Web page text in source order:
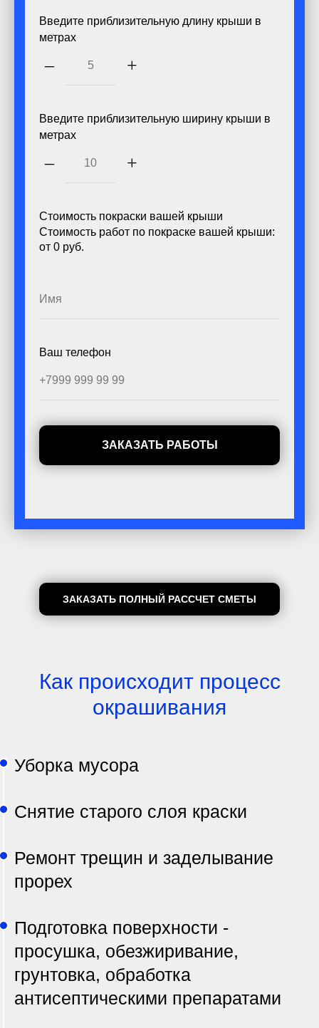
Введите приблизительную длину крыши в
метрах
– +
Введите приблизительную ширину крыши в
метрах
– +
Cтоимость покраски вашей крыши
Cтоимость работ по покраске вашей крыши:
от 0 руб.
Ваш телефон
ЗАКАЗАТЬ РАБОТЫ
ЗАКАЗАТЬ ПОЛНЫЙ РАССЧЕТ СМЕТЫ
Как происходит процесс
окрашивания
Уборка мусора
Снятие старого слоя краски
Ремонт трещин и заделывание
прорех
Подготовка поверхности -
просушка, обезжиривание,
грунтовка, обработка
антисептическими препаратами